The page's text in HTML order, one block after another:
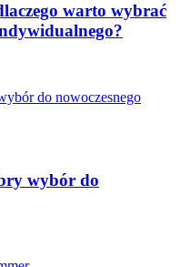
warto wybrać
wybór do